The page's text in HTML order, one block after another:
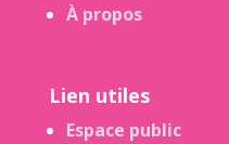
À propos
Lien utiles
Espace public